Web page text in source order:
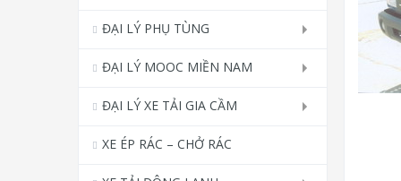
ĐẠI LÝ PHỤ TÙNG
ĐẠI LÝ MOOC MIỀN NAM
ĐẠI LÝ XE TẢI GIA CẦM
XE ÉP RÁC – CHỞ RÁC